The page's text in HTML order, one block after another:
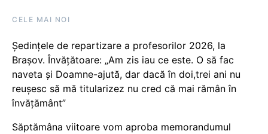
CELE MAI NOI
Ședințele de repartizare a profesorilor 2026, la
Brașov. Învățătoare: „Am zis iau ce este. O să fac
naveta și Doamne-ajută, dar dacă în doi,trei ani nu
reușesc să mă titularizez nu cred că mai rămân în
învățământ”
Săptămâna viitoare vom aproba memorandumul